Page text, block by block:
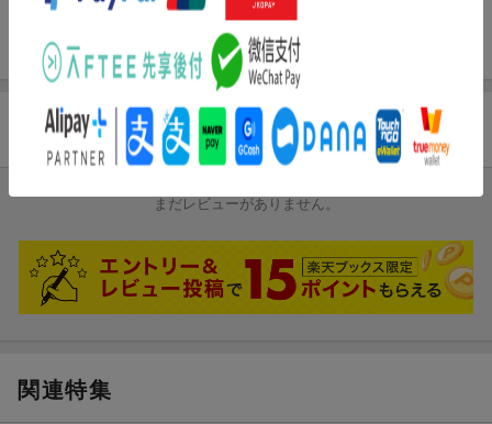
この雑誌の他の号を見る
商品レビュー
まだレビューがありません。
関連特集